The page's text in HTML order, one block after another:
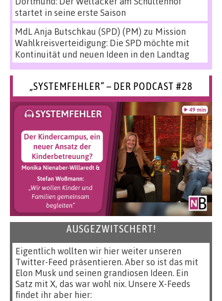
startet in seine erste Saison
MdL Anja Butschkau (SPD) (PM) zu Mission
Wahlkreisverteidigung: Die SPD möchte mit
Kontinuität und neuen Ideen in den Landtag
„SYSTEMFEHLER“ – DER PODCAST #28
AUSGEZWITSCHERT!
Eigentlich wollten wir hier weiter unseren
Twitter-Feed präsentieren. Aber so ist das mit
Elon Musk und seinen grandiosen Ideen. Ein
Satz mit X, das war wohl nix. Unsere X-Feeds
findet ihr aber hier: